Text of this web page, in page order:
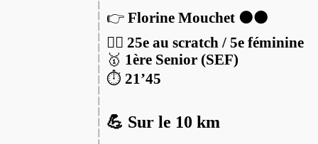
👉 Florine Mouchet 🟠⚫️
🏃‍♀️ 25e au scratch / 5e féminine
🥇 1ère Senior (SEF)
⏱️ 21’45
💪 Sur le 10 km